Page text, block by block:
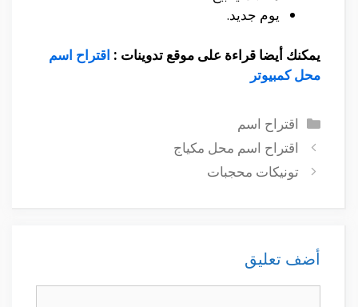
يوم جديد.
يمكنك أيضا قراءة على موقع تدوينات : اقتراح اسم
محل كمبيوتر
التصنيفات
اقتراح اسم
اقتراح اسم محل مكياج
تونيكات محجبات
أضف تعليق